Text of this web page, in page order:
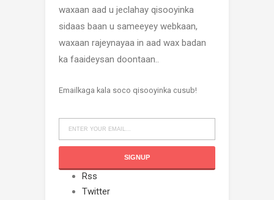
waxaan aad u jeclahay qisooyinka
sidaas baan u sameeyey webkaan,
waxaan rajeynayaa in aad wax badan
ka faaideysan doontaan..
Emailkaga kala soco qisooyinka cusub!
Rss
Twitter